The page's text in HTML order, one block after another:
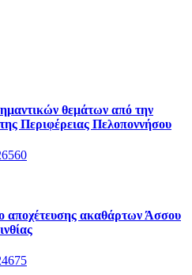
θεμάτων από την
Περιφέρειας Πελοποννήσου
αποχέτευσης ακαθάρτων Άσσου